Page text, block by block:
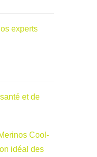
experts
et de
Cool-
idéal des